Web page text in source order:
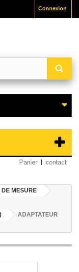
Connexion
Panier contact
MESURE
ADAPTATEUR